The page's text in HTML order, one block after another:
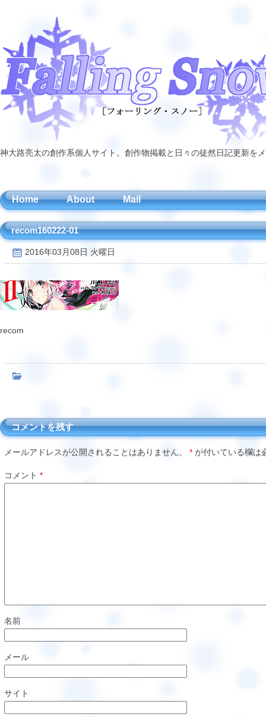
神大路亮太の創作系個人サイト。創作物掲載と日々の徒然日記更新
Home About Mail
recom160222-01
2016年03月08日 火曜日
recom
コメントを残す
メールアドレスが公開されることはありません。 * が付いている欄は
コメント *
名前
メール
サイト